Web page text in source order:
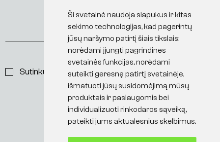
Ši svetainė naudoja slapukus ir kitas
sekimo technologijas, kad pagerintų
jūsų naršymo patirtį šiais tikslais:
norėdami įjungti pagrindines
svetainės funkcijas,norėdami
suteikti geresnę patirtį svetainėje,
išmatuoti jūsų susidomėjimą mūsų
produktais ir paslaugomis bei
individualizuoti rinkodaros sąveiką,
pateikti jums aktualesnius skelbimus.
Sutinku su privatumo politika